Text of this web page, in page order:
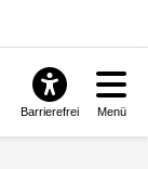
Barrierefrei Menü